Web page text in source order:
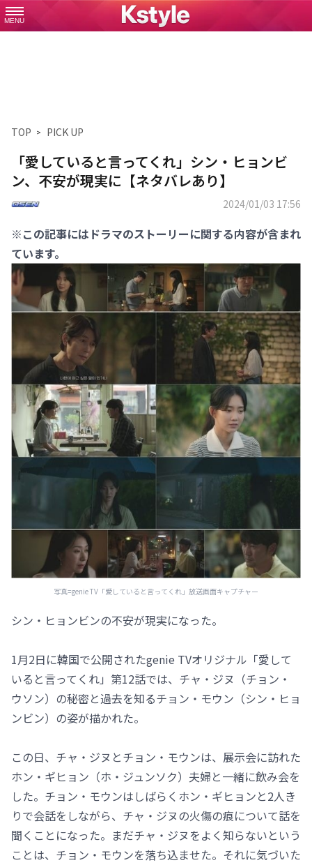
MENU
TOP PICK UP
「愛していると言ってくれ」シン・ヒョンビ
ン、不安が現実に【ネタバレあり】
2024/01/03 17:56
※この記事にはドラマのストーリーに関する内容が含まれ
ています。
写真=genie TV「愛していると言ってくれ」放送画面キャプチャー
シン・ヒョンビンの不安が現実になった。
1月2日に韓国で公開されたgenie TVオリジナル「愛して
いると言ってくれ」第12話では、チャ・ジヌ（チョン・
ウソン）の秘密と過去を知るチョン・モウン（シン・ヒョ
ンビン）の姿が描かれた。
この日、チャ・ジヌとチョン・モウンは、展示会に訪れた
ホン・ギヒョン（ホ・ジュンソク）夫婦と一緒に飲み会を
した。チョン・モウンはしばらくホン・ギヒョンと2人き
りで会話をしながら、チャ・ジヌの火傷の痕について話を
聞くことになった。まだチャ・ジヌをよく知らないという
ことは、チョン・モウンを落ち込ませた。それに気づいた